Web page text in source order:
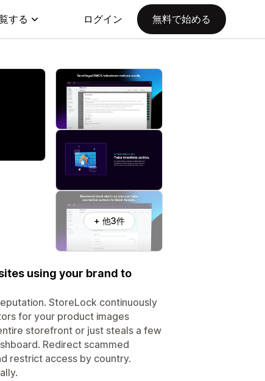
する ログイン 無料で始める
+ 他3件
using your brand to
StoreLock continuously
for your product images
storefront or just steals a few
Redirect scammed
restrict access by country.